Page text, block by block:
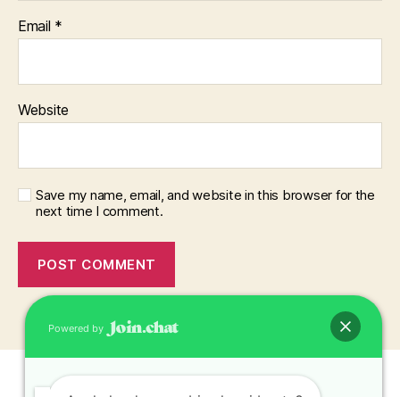
Email *
Website
Save my name, email, and website in this browser for the
next time I comment.
Powered by